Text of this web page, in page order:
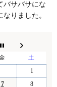
バサバサにな
りました。
土
1
7 8